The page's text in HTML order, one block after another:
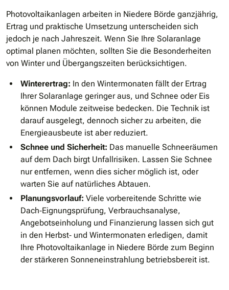
Photovoltaikanlagen arbeiten in Niedere Börde ganzjährig,
Ertrag und praktische Umsetzung unterscheiden sich
jedoch je nach Jahreszeit. Wenn Sie Ihre Solaranlage
optimal planen möchten, sollten Sie die Besonderheiten
von Winter und Übergangszeiten berücksichtigen.
Winterertrag: In den Wintermonaten fällt der Ertrag
Ihrer Solaranlage geringer aus, und Schnee oder Eis
können Module zeitweise bedecken. Die Technik ist
darauf ausgelegt, dennoch sicher zu arbeiten, die
Energieausbeute ist aber reduziert.
Schnee und Sicherheit: Das manuelle Schneeräumen
auf dem Dach birgt Unfallrisiken. Lassen Sie Schnee
nur entfernen, wenn dies sicher möglich ist, oder
warten Sie auf natürliches Abtauen.
Planungsvorlauf: Viele vorbereitende Schritte wie
Dach‑Eignungsprüfung, Verbrauchsanalyse,
Angebotseinholung und Finanzierung lassen sich gut
in den Herbst‑ und Wintermonaten erledigen, damit
Ihre Photovoltaikanlage in Niedere Börde zum Beginn
der stärkeren Sonneneinstrahlung betriebsbereit ist.